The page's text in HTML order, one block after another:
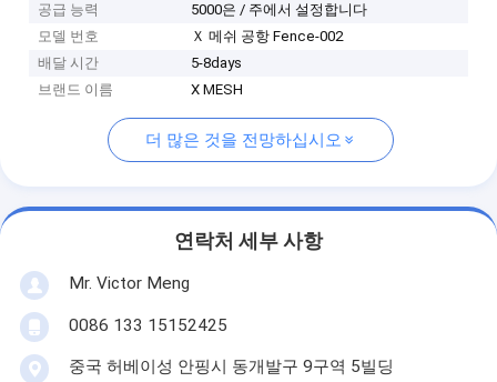
공급 능력
5000은 / 주에서 설정합니다
모델 번호
Ｘ 메쉬 공항 Fence-002
배달 시간
5-8days
브랜드 이름
X MESH
더 많은 것을 전망하십시오
연락처 세부 사항
Mr. Victor Meng
0086 133 15152425
중국 허베이성 안핑시 동개발구 9구역 5빌딩